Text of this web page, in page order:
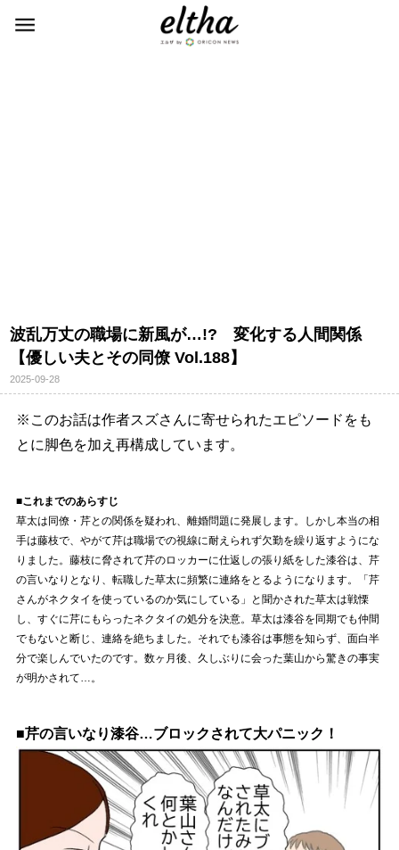
波乱万丈の職場に新風が…!? 変化する人間関係
【優しい夫とその同僚 Vol.188】
2025-09-28
※このお話は作者スズさんに寄せられたエピソードをも
とに脚色を加え再構成しています。
■これまでのあらすじ
草太は同僚・芹との関係を疑われ、離婚問題に発展します。しかし本当の相
手は藤枝で、やがて芹は職場での視線に耐えられず欠勤を繰り返すようにな
りました。藤枝に脅されて芹のロッカーに仕返しの張り紙をした漆谷は、芹
の言いなりとなり、転職した草太に頻繁に連絡をとるようになります。「芹
さんがネクタイを使っているのか気にしている」と聞かされた草太は戦慄
し、すぐに芹にもらったネクタイの処分を決意。草太は漆谷を同期でも仲間
でもないと断じ、連絡を絶ちました。それでも漆谷は事態を知らず、面白半
分で楽しんでいたのです。数ヶ月後、久しぶりに会った葉山から驚きの事実
が明かされて…。
■芹の言いなり漆谷…ブロックされて大パニック！